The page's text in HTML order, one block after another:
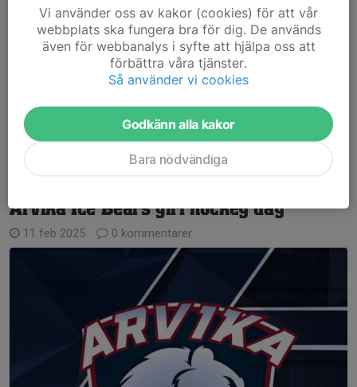
3 okt 2025
0 kommentarer
På fredag 10/10 kl 19:10 drar tjejträningen igång.
Alla tjejer i alla åldersgrupper är välkomna.
målvaktsträningen.
Det kommer inte skickas ut någon kallelse till...
Arvika Ice Bears girl hockey day
11 feb 2025 0 kommentarer
Vi använder oss av kakor (cookies) för att vår
webbplats ska fungera bra för dig. De används
även för webbanalys i syfte att hjälpa oss att
förbättra våra tjänster.
Så använder vi cookies
Godkänn alla kakor
Bara nödvändiga